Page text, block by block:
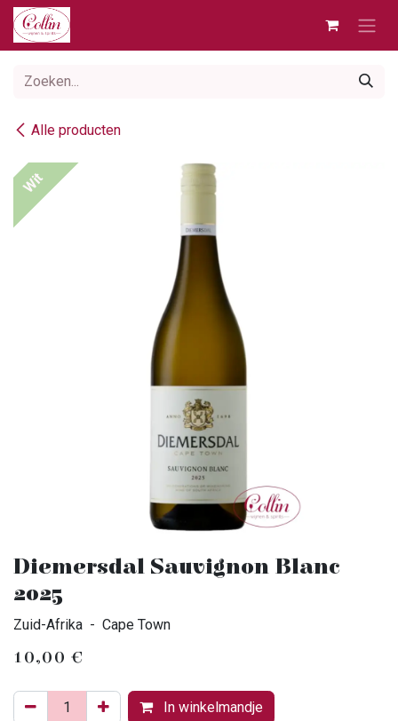
Overslaan naar inhoud
Alle producten
Wit
Diemersdal Sauvignon Blanc
2025
Zuid-Afrika - Cape Town
10,00 €
In winkelmandje